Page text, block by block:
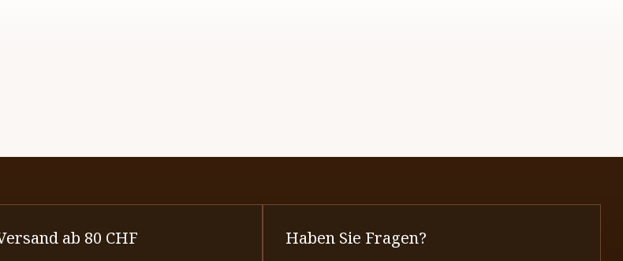
ab 80 CHF Haben Sie Fragen?